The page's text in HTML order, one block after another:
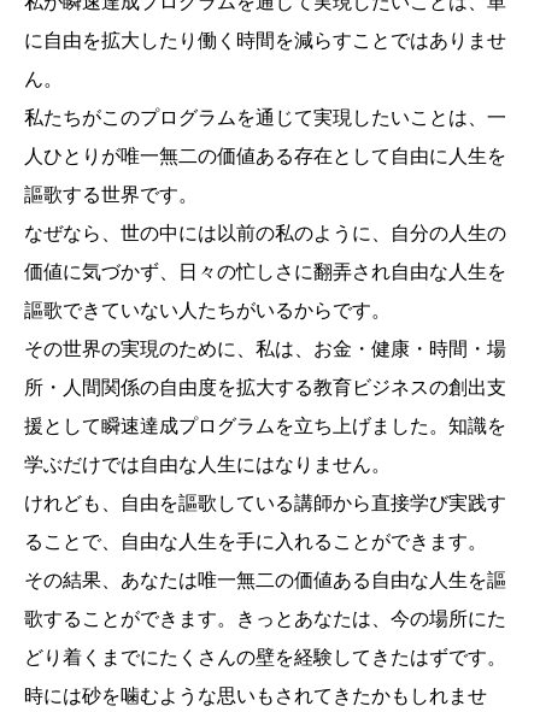
に自由を拡大したり働く時間を減らすことではありませ
ん。
私たちがこのプログラムを通じて実現したいことは、一
人ひとりが唯一無二の価値ある存在として自由に人生を
謳歌する世界です。
なぜなら、世の中には以前の私のように、自分の人生の
価値に気づかず、日々の忙しさに翻弄され自由な人生を
謳歌できていない人たちがいるからです。
その世界の実現のために、私は、お金・健康・時間・場
所・人間関係の自由度を拡大する教育ビジネスの創出支
援として瞬速達成プログラムを立ち上げました。知識を
学ぶだけでは自由な人生にはなりません。
けれども、自由を謳歌している講師から直接学び実践す
ることで、自由な人生を手に入れることができます。
その結果、あなたは唯一無二の価値ある自由な人生を謳
歌することができます。きっとあなたは、今の場所にた
どり着くまでにたくさんの壁を経験してきたはずです。
時には砂を噛むような思いもされてきたかもしれませ